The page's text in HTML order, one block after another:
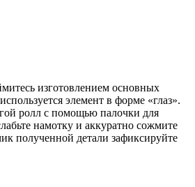
изготовлением основных
элемент в форме «глаз».
ролл с помощью палочки для
намотку и аккуратно сожмите
полученной детали зафиксируйте